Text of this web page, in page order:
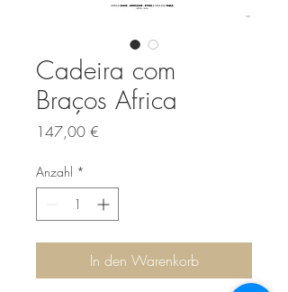
Cadeira com
Braços Africa
147,00 €
Anzahl *
In den Warenkorb